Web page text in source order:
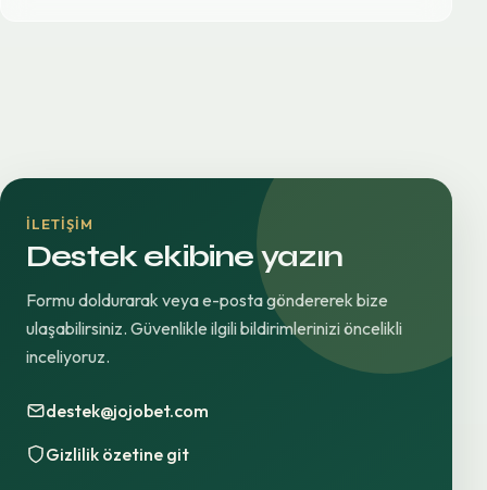
İLETIŞIM
Destek ekibine yazın
Formu doldurarak veya e-posta göndererek bize
ulaşabilirsiniz. Güvenlikle ilgili bildirimlerinizi öncelikli
inceliyoruz.
destek@jojobet.com
Gizlilik özetine git